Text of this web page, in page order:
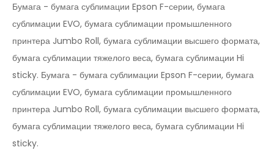
Бумага - бумага сублимации Epson F-серии, бумага
сублимации EVO, бумага сублимации промышленного
принтера Jumbo Roll, бумага сублимации высшего формата,
бумага сублимации тяжелого веса, бумага сублимации Hi
sticky. Бумага - бумага сублимации Epson F-серии, бумага
сублимации EVO, бумага сублимации промышленного
принтера Jumbo Roll, бумага сублимации высшего формата,
бумага сублимации тяжелого веса, бумага сублимации Hi
sticky.